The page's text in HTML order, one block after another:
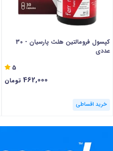
کپسول فرومالتین هلث پارسیان - 30
عددی
5
462,000 تومان
خرید اقساطی